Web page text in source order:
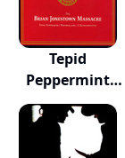
Tepid
Peppermint
Wonderland -...